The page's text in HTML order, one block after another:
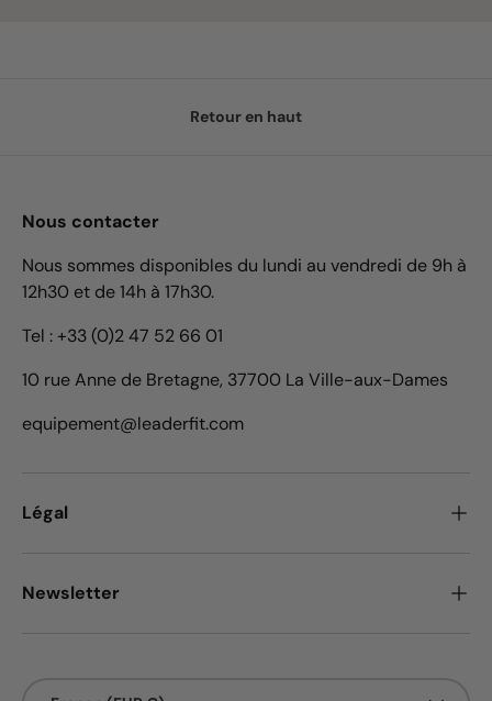
Retour en haut
Nous contacter
Nous sommes disponibles du lundi au vendredi de 9h à
12h30 et de 14h à 17h30.
Tel : +33 (0)2 47 52 66 01
10 rue Anne de Bretagne, 37700 La Ville-aux-Dames
equipement@leaderfit.com
Légal
Newsletter